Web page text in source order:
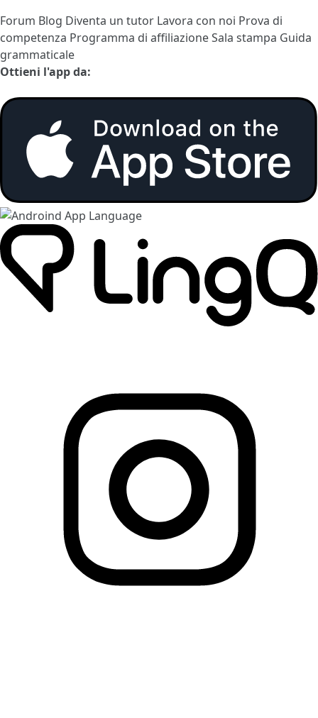
Forum Blog Diventa un tutor Lavora con noi Prova di
competenza Programma di affiliazioneSala stampa Guida
grammaticale
Ottieni l'app da: